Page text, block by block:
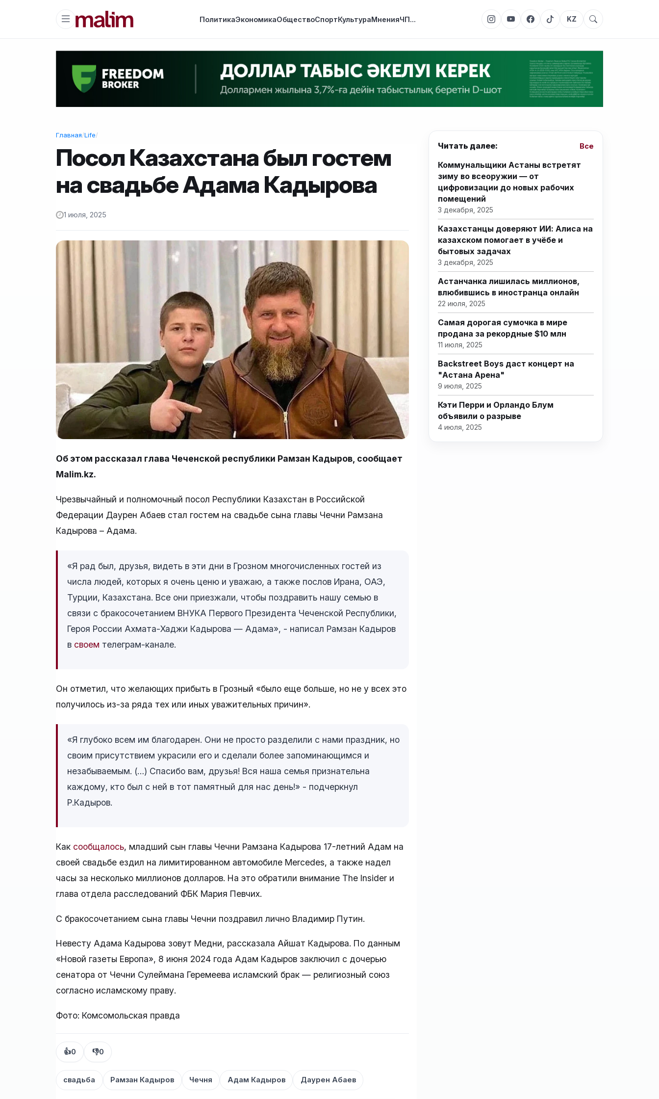
ПолитикаЭкономикаОбществоСпортКультураМненияЧП... KZ
Главная/Life/
Посол Казахстана был гостем
на свадьбе Адама Кадырова
1 июля, 2025
Об этом рассказал глава Чеченской республики Рамзан Кадыров, сообщает
Malim.kz.
Чрезвычайный и полномочный посол Республики Казахстан в Российской
Федерации Даурен Абаев стал гостем на свадьбе сына главы Чечни Рамзана
Кадырова – Адама.
«Я рад был, друзья, видеть в эти дни в Грозном многочисленных гостей из
числа людей, которых я очень ценю и уважаю, а также послов Ирана, ОАЭ,
Турции, Казахстана. Все они приезжали, чтобы поздравить нашу семью в
связи с бракосочетанием ВНУКА Первого Президента Чеченской Республики,
Героя России Ахмата-Хаджи Кадырова — Адама», - написал Рамзан Кадыров
в своем телеграм-канале.
Он отметил, что желающих прибыть в Грозный «было еще больше, но не у всех это
получилось из-за ряда тех или иных уважительных причин».
«Я глубоко всем им благодарен. Они не просто разделили с нами праздник, но
своим присутствием украсили его и сделали более запоминающимся и
незабываемым. (…) Спасибо вам, друзья! Вся наша семья признательна
каждому, кто был с ней в тот памятный для нас день!» - подчеркнул
Р.Кадыров.
Как сообщалось, младший сын главы Чечни Рамзана Кадырова 17-летний Адам на
своей свадьбе ездил на лимитированном автомобиле Mercedes, а также надел
часы за несколько миллионов долларов. На это обратили внимание The Insider и
глава отдела расследований ФБК Мария Певчих.
С бракосочетанием сына главы Чечни поздравил лично Владимир Путин.
Невесту Адама Кадырова зовут Медни, рассказала Айшат Кадырова. По данным
«Новой газеты Европа», 8 июня 2024 года Адам Кадыров заключил с дочерью
сенатора от Чечни Сулеймана Геремеева исламский брак — религиозный союз
согласно исламскому праву.
Фото: Комсомольская правда
👍0 👎0
свадьба Рамзан Кадыров Чечня Адам Кадыров Даурен Абаев
Читать далее: Все
Коммунальщики Астаны встретят
зиму во всеоружии — от
цифровизации до новых рабочих
помещений
3 декабря, 2025
Казахстанцы доверяют ИИ: Алиса на
казахском помогает в учёбе и
бытовых задачах
3 декабря, 2025
Астанчанка лишилась миллионов,
влюбившись в иностранца онлайн
22 июля, 2025
Самая дорогая сумочка в мире
продана за рекордные $10 млн
11 июля, 2025
Backstreet Boys даст концерт на
"Астана Арена"
9 июля, 2025
Кэти Перри и Орландо Блум
объявили о разрыве
4 июля, 2025